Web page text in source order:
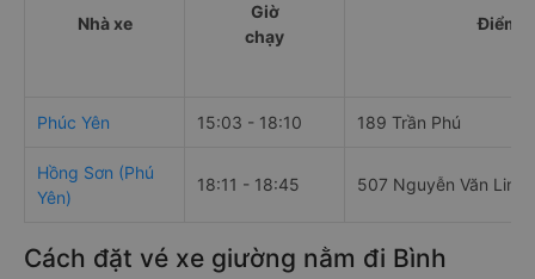
Nhà xe
Giờ
chạy
Điểm
Phúc Yên 15:03 - 18:10 189 Trần Phú
Hồng Sơn (Phú
Yên)
18:11 - 18:45 507 Nguyễn Văn Linh
Cách đặt vé xe giường nằm đi Bình